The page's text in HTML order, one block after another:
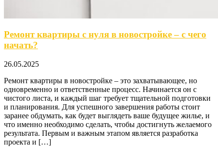
Ремонт квартиры с нуля в новостройке – с чего
начать?
26.05.2025
Ремонт квартиры в новостройке – это захватывающее, но
одновременно и ответственные процесс. Начинается он с
чистого листа, и каждый шаг требует тщательной подготовки
и планирования. Для успешного завершения работы стоит
заранее обдумать, как будет выглядеть ваше будущее жилье, и
что именно необходимо сделать, чтобы достигнуть желаемого
результата. Первым и важным этапом является разработка
проекта и […]